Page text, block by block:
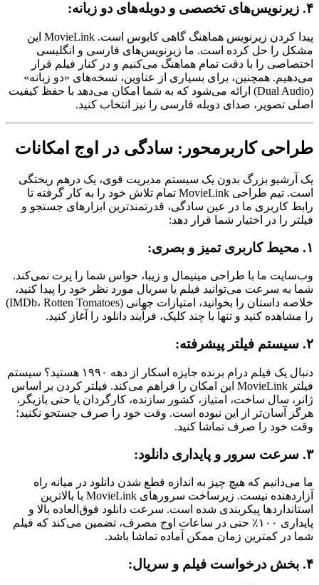
۴. زیرنویس‌های تخصصی و دوبله‌های دو زبانه:
پیدا کردن زیرنویس هماهنگ گاهی کابوس است. MovieLink این
مشکل را حل کرده است. ما زیرنویس‌های فارسی و انگلیسی
اختصاصی را با دقت تمام هماهنگ می‌کنیم و در کنار فیلم قرار
می‌دهیم. همچنین، برای بسیاری از عناوین، نسخه‌های «دو زبانه»
(Dual Audio) ارائه می‌شود که به شما امکان می‌دهد با حفظ کیفیت
اصلی تصویر، صدای دوبله فارسی را نیز انتخاب کنید.
طراحی کاربرمحور: سادگی در اوج امکانات
یک آرشیو بزرگ بدون یک سیستم مدیریت قوی، یک درهم ریختگی
است. تیم طراحی MovieLink تمام تلاش خود را به کار گرفته تا
رابط کاربری ما در عین سادگی، قدرتمندترین ابزارهای جستجو و
فیلتر را در اختیار شما قرار دهد:
۱. محیط کاربری تمیز و بصری:
وب‌سایت ما با طراحی مینیمال و زیبا، حواس شما را پرت نمی‌کند.
شما به سرعت می‌توانید فیلم یا سریال مورد نظر خود را پیدا کنید،
خلاصه داستان را بخوانید، امتیازات جهانی (IMDb، Rotten Tomatoes)
را مشاهده کنید و تنها با چند کلیک، فرآیند دانلود را آغاز کنید.
۲. سیستم فیلتر پیشرفته:
دنبال یک فیلم درام برنده جایزه اسکار از دهه ۱۹۹۰ هستید؟ سیستم
فیلتر MovieLink این امکان را فراهم می‌کند. فیلتر کردن بر اساس
ژانر، سال ساخت، امتیاز، کشور سازنده، کارگردان یا حتی بازیگر،
هرگز آسان‌تر از این نبوده است. وقت خود را صرف جستجو نکنید؛
وقت خود را صرف تماشا کنید.
۳. سرعت سرور و پایداری دانلود:
ما می‌دانیم که هیچ چیز به اندازه قطع شدن دانلود در میانه راه
آزاردهنده نیست. زیرساخت سرورهای MovieLink با بالاترین
استانداردها پیکربندی شده است. سرعت دانلود فوق‌العاده بالا و
پایداری ۱۰۰٪ حتی در ساعات اوج مصرف، تضمین می‌کند که فیلم
شما در کمترین زمان ممکن آماده تماشا باشد.
۴. بخش درخواست فیلم و سریال: